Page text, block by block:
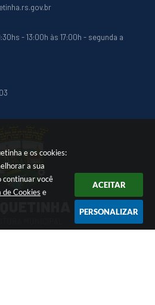
e os cookies:
a sua
continuar você
de Cookies e
ACEITAR
PERSONALIZAR
- 13:00h às 17:00h - segunda a